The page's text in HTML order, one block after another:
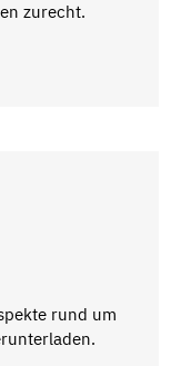
zurecht.
rund um